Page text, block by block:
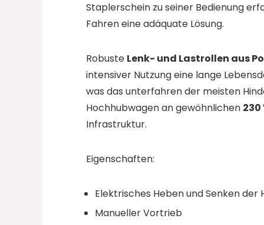
Staplerschein zu seiner Bedienung
Fahren eine adäquate Lösung.
Robuste Lenk- und Lastrollen aus
intensiver Nutzung eine lange
was das unterfahren der meisten
Hochhubwagen an gewöhnlichen
Infrastruktur.
Eigenschaften:
Elektrisches Heben und Senken der
Manueller Vortrieb